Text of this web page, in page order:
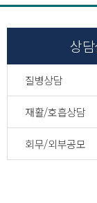
상담
질병상담
재활/호흡상담
회무/외부공모